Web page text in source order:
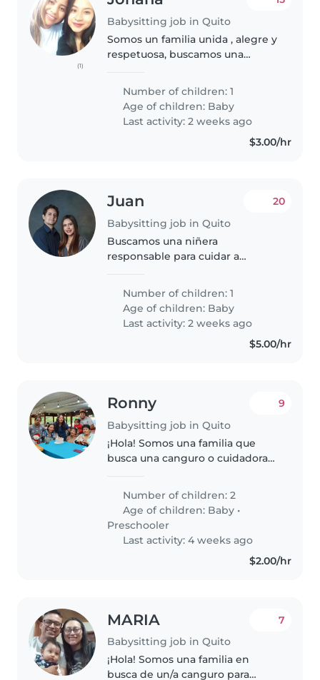
(1)
Babysitting job in Quito
Somos un familia unida , alegre y
respetuosa, buscamos una
para cuidar a nuestro bebé .
Necesitamos alguien que se
sienta cómodo con mascotas,
cocina..
Number of children: 1
Age of children: Baby
Last activity: 2 weeks ago
$3.00/hr
Juan
Babysitting job in Quito
20
Buscamos una niñera
responsable para cuidar a
desbordante. Necesitamos
alguien cómodo con tareas del
hogar básicas. Ideal que disfrute
interactuar con..
Number of children: 1
Age of children: Baby
Last activity: 2 weeks ago
$5.00/hr
Ronny
Babysitting job in Quito
9
¡Hola! Somos una familia que
busca una canguro o cuidadora
preescolar. Nuestros hijos son
muy habladores, juguetones y
creativos...
Number of children: 2
Age of children: Baby •
Preschooler
Last activity: 4 weeks ago
$2.00/hr
MARIA
Babysitting job in Quito
7
¡Hola! Somos una familia en
busca de un/a canguro para